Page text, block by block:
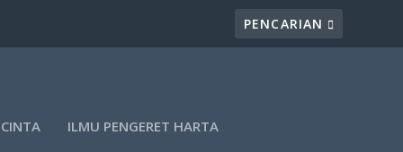
ILMU PENGERET HARTA